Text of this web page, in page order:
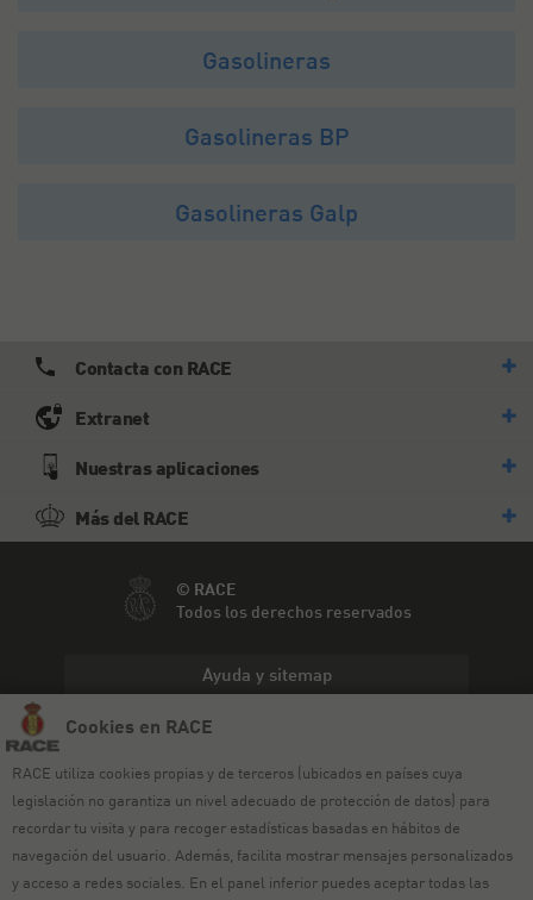
Cookies en RACE
RACE utiliza cookies propias y de terceros (ubicados en países cuya
legislación no garantiza un nivel adecuado de protección de datos) para
recordar tu visita y para recoger estadísticas basadas en hábitos de
navegación del usuario. Además, facilita mostrar mensajes personalizados
y acceso a redes sociales. En el panel inferior puedes aceptar todas las
Gasolineras
Gasolineras BP
Gasolineras Galp
Contacta con RACE
Extranet
Nuestras aplicaciones
Más del RACE
© RACE
Todos los derechos reservados
Ayuda y sitemap
Política de privacidad
Política de cookies
Política de venta